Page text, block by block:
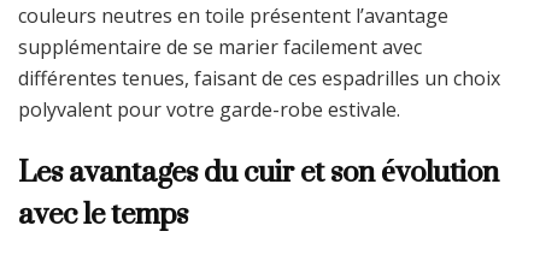
couleurs neutres en toile présentent l’avantage
supplémentaire de se marier facilement avec
différentes tenues, faisant de ces espadrilles un choix
polyvalent pour votre garde-robe estivale.
Les avantages du cuir et son évolution
avec le temps